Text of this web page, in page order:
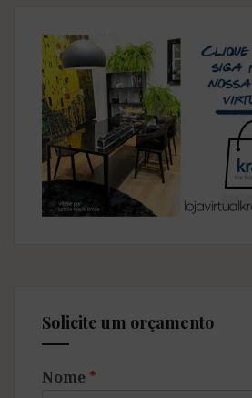
Solicite um orçamento
Nome *